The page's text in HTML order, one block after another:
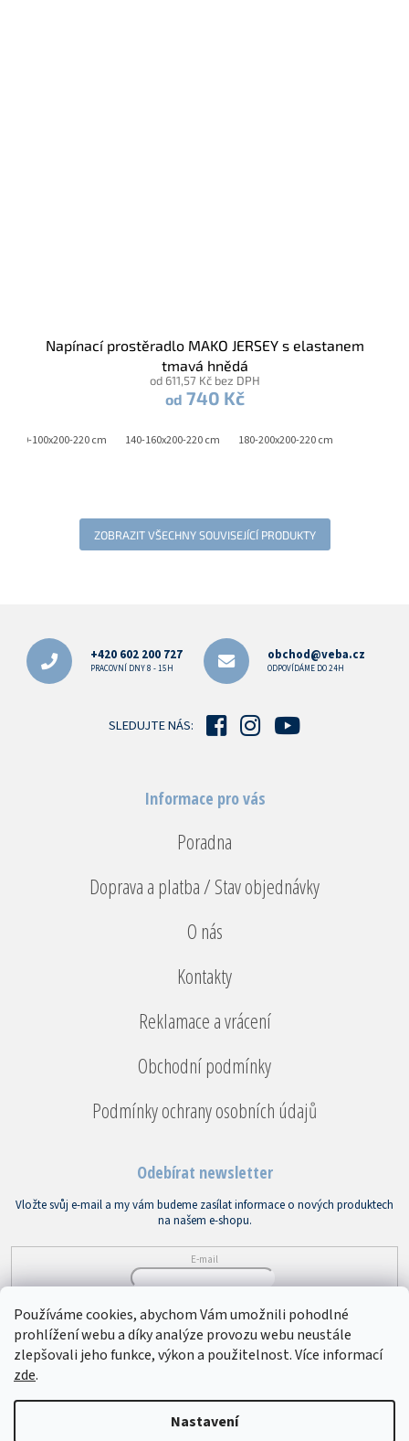
Používáme cookies, abychom Vám umožnili pohodlné
prohlížení webu a díky analýze provozu webu neustále
zlepšovali jeho funkce, výkon a použitelnost. Více informací
zde.
Nastavení
Napínací prostěradlo MAKO JERSEY s elastanem
tmavá hnědá
od 611,57 Kč bez DPH
od 740 Kč
90-100x200-220 cm 140-160x200-220 cm 180-200x200-220 cm
ZOBRAZIT VŠECHNY SOUVISEJÍCÍ PRODUKTY
+420 602 200 727
PRACOVNÍ DNY 8 - 15H
obchod@veba.cz
ODPOVÍDÁME DO 24H
SLEDUJTE NÁS:
Informace pro vás
Poradna
Doprava a platba / Stav objednávky
O nás
Kontakty
Reklamace a vrácení
Obchodní podmínky
Podmínky ochrany osobních údajů
Odebírat newsletter
Vložte svůj e-mail a my vám budeme zasílat informace o nových produktech
na našem e-shopu.
E-mail
PŘIHLÁSIT SE
Bytový textil VEBA . Všechna práva vyhrazena.
nastavení cookies